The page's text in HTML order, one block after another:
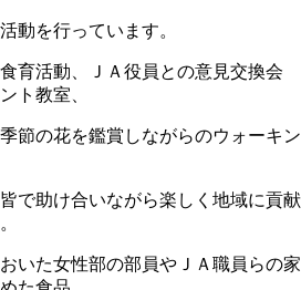
動を行っています。
育活動、ＪＡ役員との意見交換会
ト教室、
節の花を鑑賞しながらのウォーキン
で助け合いながら楽しく地域に貢献
いた女性部の部員やＪＡ職員らの家